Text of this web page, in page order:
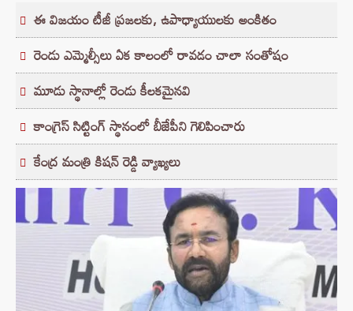
ఈ విజయం టీజీ ప్రజలకు, ఉపాధ్యాయులకు అంకితం
రెండు ఎమ్మెల్సీలు ఏక కాలంలో రావడం చాలా సంతోషం
మూడు స్థానాల్లో రెండు కీలకమైనవి
కాంగ్రెస్ సిట్టింగ్ స్థానంలో బీజేపీని గెలిపించారు
కేంద్ర మంత్రి కిషన్ రెడ్డి వ్యాఖ్యలు